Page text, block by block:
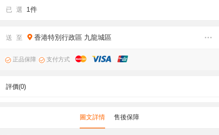
已 選 1件
送 至 香港特別行政區 九龍城區
正品保障 支付方式
評價(0)
圖文詳情 售後保障